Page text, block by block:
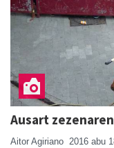
Ausart
Aitor Agiriano 2016 abu